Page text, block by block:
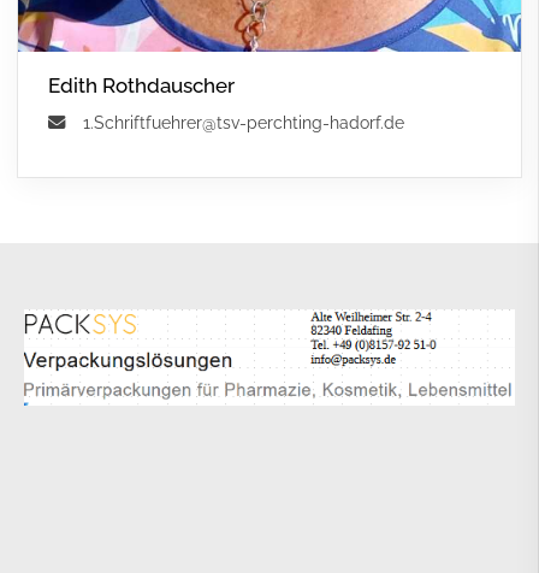
Edith Rothdauscher
1.Schriftfuehrer@tsv-perchting-hadorf.de